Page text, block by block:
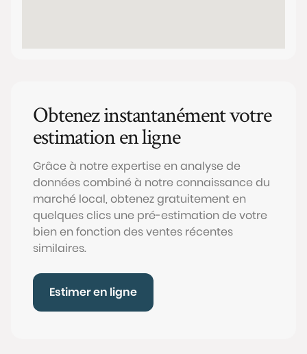
Obtenez instantanément votre
estimation en ligne
Grâce à notre expertise en analyse de
données combiné à notre connaissance du
marché local, obtenez gratuitement en
quelques clics une pré-estimation de votre
bien en fonction des ventes récentes
similaires.
Estimer en ligne